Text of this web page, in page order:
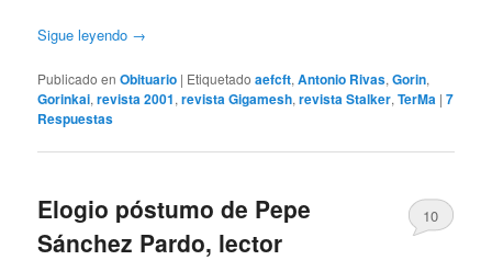
Sigue leyendo →
Publicado en Obituario | Etiquetado aefcft,Antonio Rivas,Gorin,
Gorinkai,revista 2001,revista Gigamesh,revista Stalker,TerMa |7
Respuestas
Elogio póstumo de Pepe
Sánchez Pardo, lector
10